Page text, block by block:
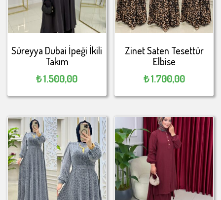
Süreyya Dubai İpeği İkili
Takım
₺1.500,00
Zinet Saten Tesettür
Elbise
₺1.700,00